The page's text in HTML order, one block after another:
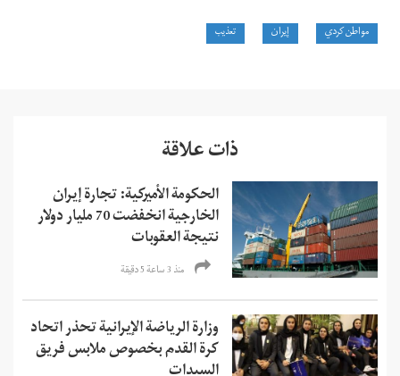
مواطن كردي إيران تعذيب
ذات علاقة
الحكومة الأميركية: تجارة إيران
الخارجية انخفضت 70 مليار دولار
نتيجة العقوبات
منذ 3 ساعة 5 دقیقة
وزارة الرياضة الإيرانية تحذر اتحاد
كرة القدم بخصوص ملابس فريق